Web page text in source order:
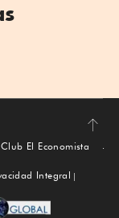
Subir
Club El Economista
Integral